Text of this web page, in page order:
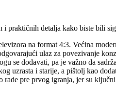
praktičnih detalja kako biste bili
na format 4:3. Većina
ulaz za povezivanje
se dodavati, pa je važno da
uzrasta i starije, a pištolj kao
pre prvog igranja, jer su